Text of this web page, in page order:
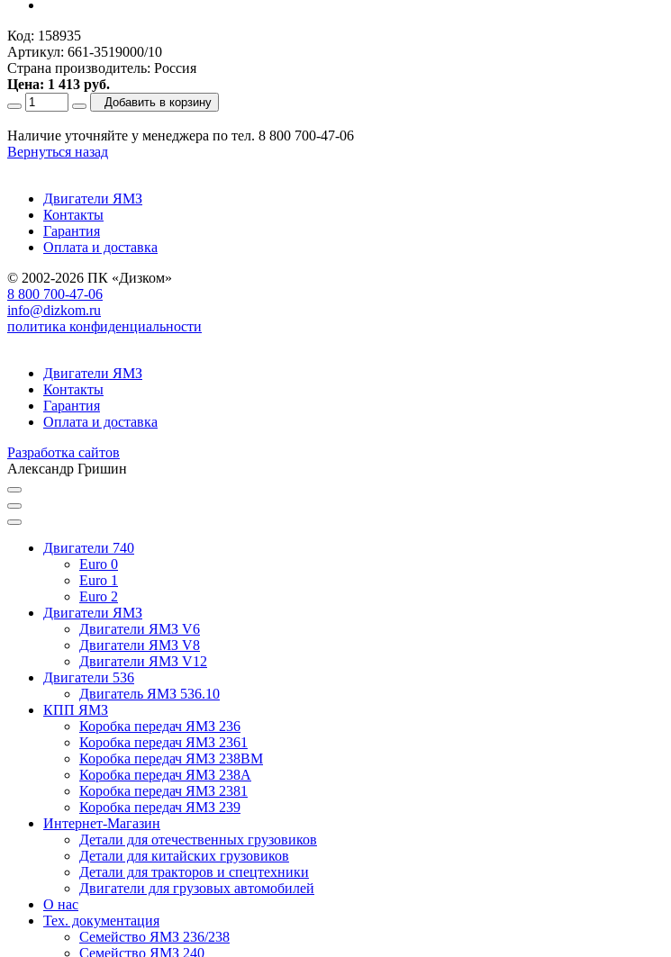
Код: 158935
Артикул: 661-3519000/10
Страна производитель: Россия
Цена: 1 413 руб.
Добавить в корзину
Наличие уточняйте у менеджера по тел. 8 800 700-47-06
Вернуться назад
Двигатели ЯМЗ
Контакты
Гарантия
Оплата и доставка
© 2002-2026 ПК «Дизком»
8 800 700-47-06
info@dizkom.ru
политика конфиденциальности
Двигатели ЯМЗ
Контакты
Гарантия
Оплата и доставка
Разработка сайтов
Александр Гришин
Двигатели 740
Euro 0
Euro 1
Euro 2
Двигатели ЯМЗ
Двигатели ЯМЗ V6
Двигатели ЯМЗ V8
Двигатели ЯМЗ V12
Двигатели 536
Двигатель ЯМЗ 536.10
КПП ЯМЗ
Коробка передач ЯМЗ 236
Коробка передач ЯМЗ 2361
Коробка передач ЯМЗ 238ВМ
Коробка передач ЯМЗ 238А
Коробка передач ЯМЗ 2381
Коробка передач ЯМЗ 239
Интернет-Магазин
Детали для отечественных грузовиков
Детали для китайских грузовиков
Детали для тракторов и спецтехники
Двигатели для грузовых автомобилей
О нас
Тех. документация
Семейство ЯМЗ 236/238
Семейство ЯМЗ 240